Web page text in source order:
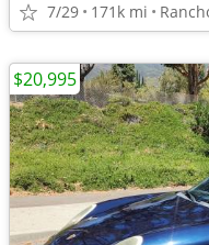
7/29 171k mi
$20,995